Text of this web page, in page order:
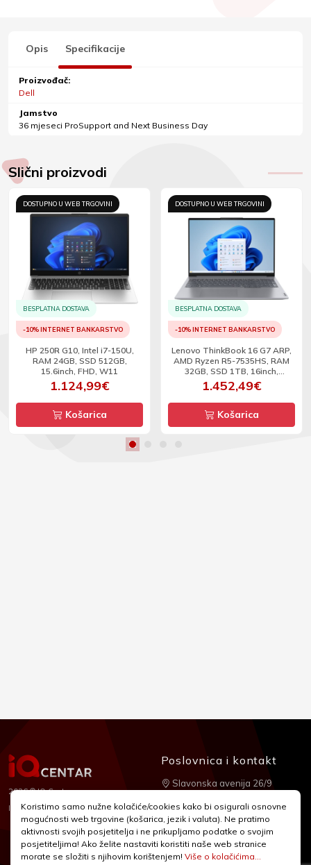
Opis Specifikacije
Proizvođač:
Dell
Jamstvo
36 mjeseci ProSupport and Next Business Day
Slični proizvodi
DOSTUPNO U WEB TRGOVINI
BESPLATNA DOSTAVA
-10% INTERNET BANKARSTVO
HP 250R G10, Intel i7-150U,
RAM 24GB, SSD 512GB,
15.6inch, FHD, W11
1.124,99€
Košarica
DOSTUPNO U WEB TRGOVINI
BESPLATNA DOSTAVA
-10% INTERNET BANKARSTVO
Lenovo ThinkBook 16 G7 ARP,
AMD Ryzen R5-7535HS, RAM
32GB, SSD 1TB, 16inch,
WUXGA, W11P
1.452,49€
Košarica
2026 © IQ Centar
Izrada:Nubilus
Poslovnica i kontakt
Slavonska avenija 26/9
+385 1 2455 950
webshop@iqcentar.hr
Pon - Pet od 9 - 17h
Koristimo samo nužne kolačiće/cookies kako bi osigurali osnovne
mogućnosti web trgovine (košarica, jezik i valuta). Ne pratimo
aktivnosti svojih posjetitelja i ne prikupljamo podatke o svojim
posjetiteljima! Ako želite nastaviti koristiti naše web stranice
morate se složiti s njihovim korištenjem! Više o kolačićima...